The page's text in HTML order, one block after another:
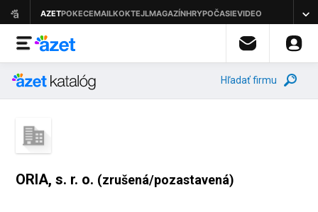
Hľadať firmu
ORIA, s. r. o. (zrušená/pozastavená)